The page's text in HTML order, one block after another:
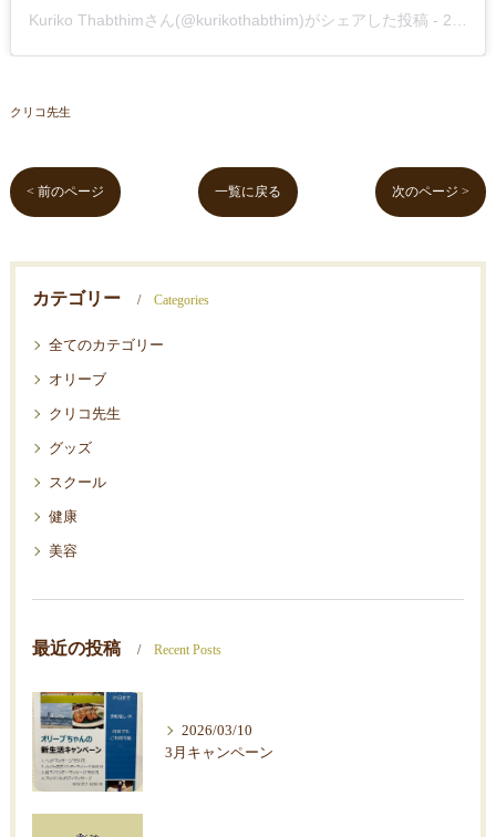
Kuriko Thabthimさん(@kurikothabthim)がシェアした投稿 - 2019年Oct月10日pm11時12分PDT
クリコ先生
< 前のページ 一覧に戻る 次のページ >
カテゴリー Categories
全てのカテゴリー
オリーブ
クリコ先生
グッズ
スクール
健康
美容
最近の投稿 Recent Posts
2026/03/10
3月キャンペーン